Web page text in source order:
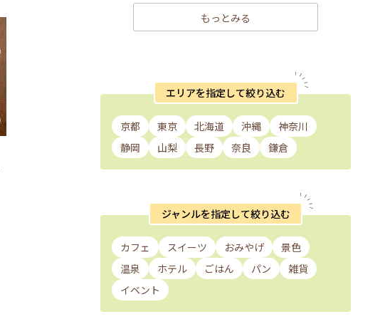
もっとみる
エリアを指定して絞り込む
京都 東京 北海道 沖縄
神奈川
静岡
山梨 長野 奈良 鎌倉
ジャンルを指定して絞り込む
カフェ スイーツ おみやげ
景色
温泉
ホテル ごはん パン
雑貨
イベント